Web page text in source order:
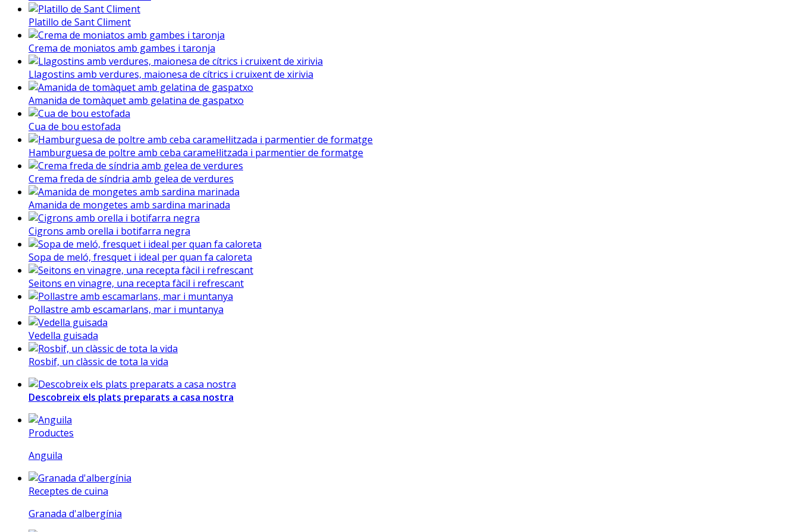
Platillo de Sant Climent
Crema de moniatos amb gambes i taronja
Llagostins amb verdures, maionesa de cítrics i cruixent de xirivia
Amanida de tomàquet amb gelatina de gaspatxo
Cua de bou estofada
Hamburguesa de poltre amb ceba caramel·litzada i parmentier de formatge
Crema freda de síndria amb gelea de verdures
Amanida de mongetes amb sardina marinada
Cigrons amb orella i botifarra negra
Sopa de meló, fresquet i ideal per quan fa caloreta
Seitons en vinagre, una recepta fàcil i refrescant
Pollastre amb escamarlans, mar i muntanya
Vedella guisada
Rosbif, un clàssic de tota la vida
Descobreix els plats preparats a casa nostra
Productes
Anguila
Receptes de cuina
Granada d'albergínia